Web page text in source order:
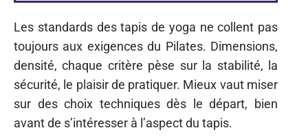
Les standards des tapis de yoga ne collent pas
toujours aux exigences du Pilates. Dimensions,
densité, chaque critère pèse sur la stabilité, la
sécurité, le plaisir de pratiquer. Mieux vaut miser
sur des choix techniques dès le départ, bien
avant de s’intéresser à l’aspect du tapis.